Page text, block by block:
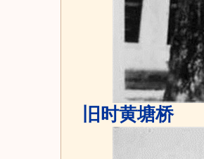
旧时黄塘桥